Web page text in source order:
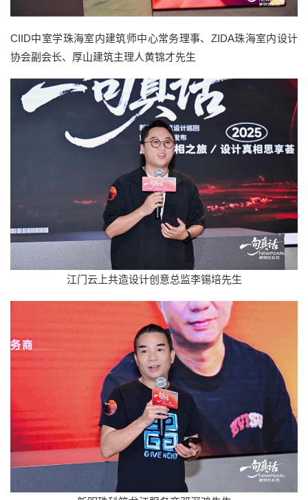
CIID中室学珠海室内建筑师中心常务理事、ZIDA珠海室内设计
协会副会长、厚山建筑主理人黄锦才先生
江门云上共造设计创意总监李锡培先生